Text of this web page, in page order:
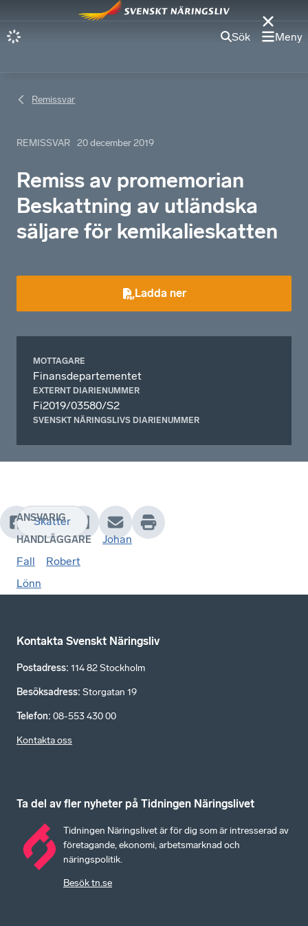
Sök Meny
Remissvar
REMISSVAR 20 december 2019
Remiss av promemorian
Beskattning av utländska
säljare för kemikalieskatten
Ladda ner
MOTTAGARE
Finansdepartementet
EXTERNT DIARIENUMMER
Fi2019/03580/S2
SVENSKT NÄRINGSLIVS DIARIENUMMER
Skatter
ANSVARIG
HANDLÄGGARE
Johan
Fall
Robert
Lönn
Kontakta Svenskt Näringsliv
Postadress: 114 82 Stockholm
Besöksadress: Storgatan 19
Telefon: 08-553 430 00
Kontakta oss
Ta del av fler nyheter på Tidningen Näringslivet
Tidningen Näringslivet är för dig som är intresserad av
företagande, ekonomi, arbetsmarknad och
näringspolitik.
Besök tn.se